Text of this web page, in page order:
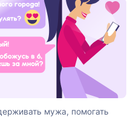
мужа, помогать